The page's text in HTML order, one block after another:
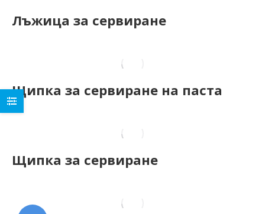
Лъжица за сервиране
Щипка за сервиране на паста
Щипка за сервиране